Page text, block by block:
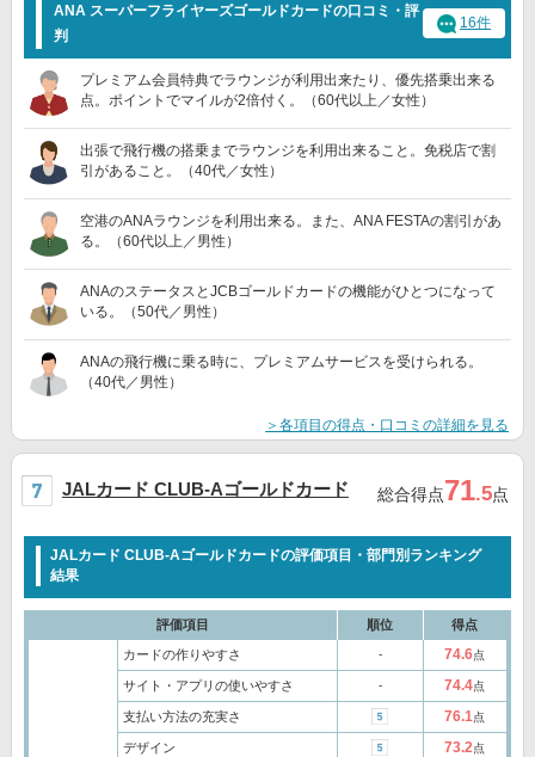
ANA スーパーフライヤーズゴールドカードの口コミ・評
判
16件
プレミアム会員特典でラウンジが利用出来たり、優先搭乗出来る
点。ポイントでマイルが2倍付く。（60代以上／女性）
出張で飛行機の搭乗までラウンジを利用出来ること。免税店で割
引があること。（40代／女性）
空港のANAラウンジを利用出来る。また、ANA FESTAの割引があ
る。（60代以上／男性）
ANAのステータスとJCBゴールドカードの機能がひとつになって
いる。（50代／男性）
ANAの飛行機に乗る時に、プレミアムサービスを受けられる。
（40代／男性）
＞各項目の得点・口コミの詳細を見る
JALカード CLUB-Aゴールドカード 総合得点71.5点
JALカード CLUB-Aゴールドカードの評価項目・部門別ランキング
結果
評価項目 順位 得点
カードの作りやすさ ‐ 74.6点
サイト・アプリの使いやすさ ‐ 74.4点
支払い方法の充実さ 76.1点
デザイン 73.2点